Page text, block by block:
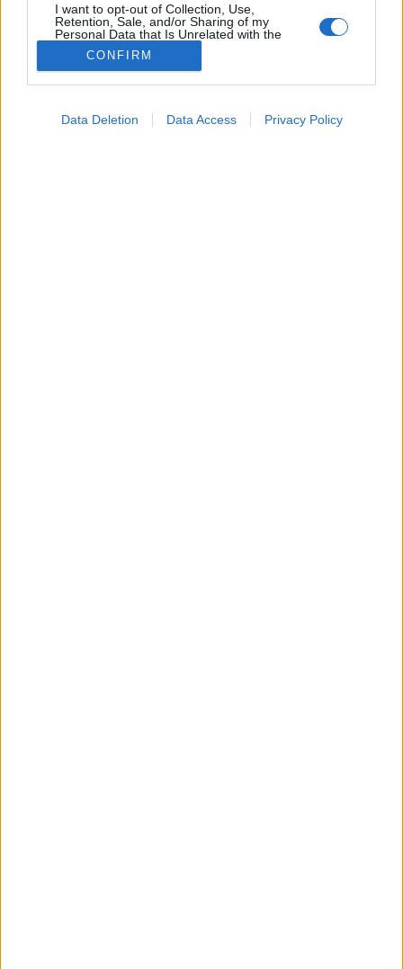
I want to opt-out of Collection, Use,
Retention, Sale, and/or Sharing of my
Personal Data that Is Unrelated with the
Purposes for which it was collected.
Opted Out
I want to allow Google to enable storage
CONFIRM
Data Deletion Data Access Privacy Policy